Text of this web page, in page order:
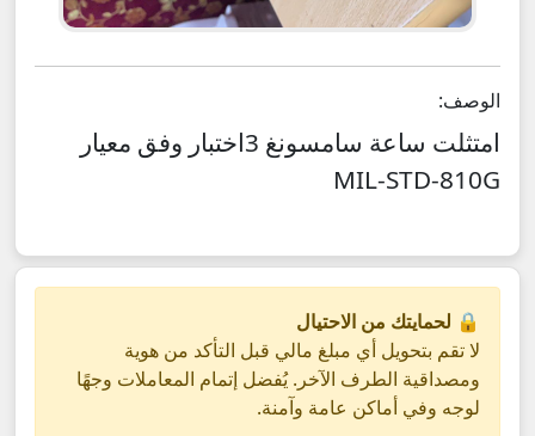
الوصف:
امتثلت ساعة سامسونغ 3اختبار وفق معيار
MIL-STD-810G
🔒 لحمايتك من الاحتيال
لا تقم بتحويل أي مبلغ مالي قبل التأكد من هوية
ومصداقية الطرف الآخر. يُفضل إتمام المعاملات وجهًا
لوجه وفي أماكن عامة وآمنة.